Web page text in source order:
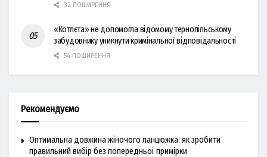
32 ПОШИРЕННЯ
«Котлєта» не допомогла відомому тернопільському
забудовнику уникнути кримінальної відповідальності
54 ПОШИРЕННЯ
Рекомендуємо
Оптимальна довжина жіночого ланцюжка: як зробити
правильний вибір без попередньої примірки